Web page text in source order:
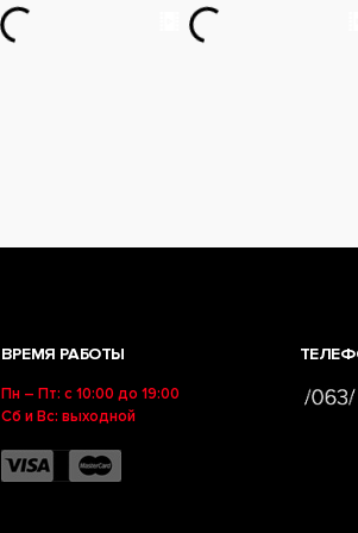
ВРЕМЯ РАБОТЫ
Пн – Пт: с 10:00 до 19:00
Сб и Вс: выходной